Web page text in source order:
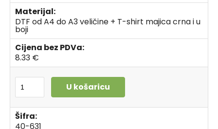
Materijal:
DTF od A4 do A3 veličine + T-shirt majica crna i u
boji
Cijena bez PDVa:
8.33 €
U košaricu
Šifra:
40-631